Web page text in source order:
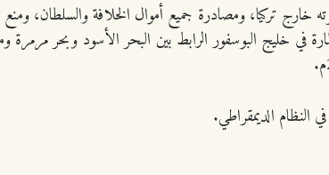
خارج تركيا، ومصادرة جميع أموال الخلافة والسلطان،
في خليج البوسفور الرابط بين البحر الأسود وبحر
النظام الديمقراطي.